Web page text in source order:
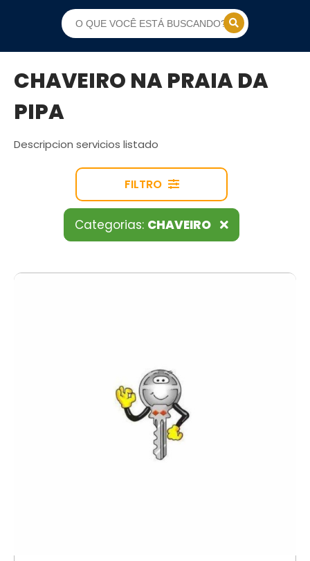
CHAVEIRO NA PRAIA DA
PIPA
Descripcion servicios listado
FILTRO
Categorias: CHAVEIRO